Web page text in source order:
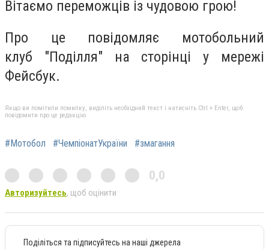
Вітаємо переможців із чудовою грою!
Про це повідомляє мотобольний
клуб "Поділля" на сторінці у мережі
Фейсбук.
Якщо ви помітили помилку, виділіть необхідний текст і натисніть Ctrl + Enter, щоб
повідомити про це редакцію
#Мотобол #ЧемпіонатУкраїни #змагання
0,0
Авторизуйтесь, щоб оцінити
Поділіться та підписуйтесь на наші джерела